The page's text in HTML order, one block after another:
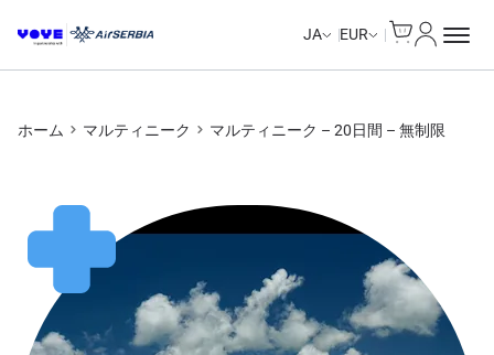
JA EUR
ホーム マルティニーク マルティニーク – 20日間 – 無制限